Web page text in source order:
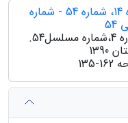
دوره 14، شماره 54 - شماره
1390
135-162